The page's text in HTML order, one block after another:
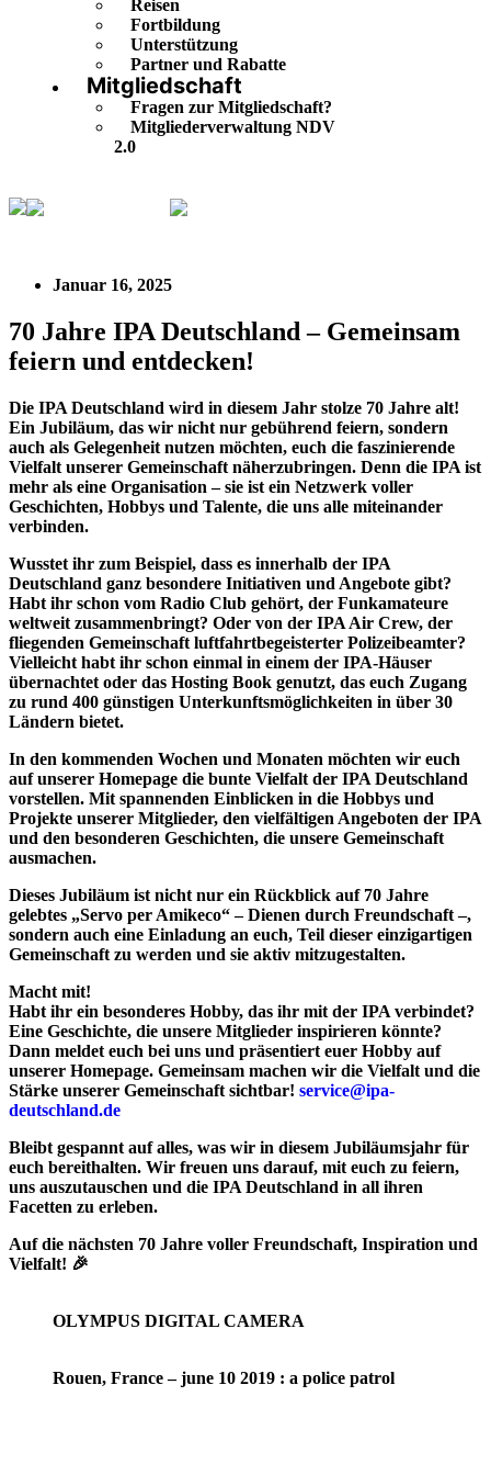
Reisen
Fortbildung
Unterstützung
Partner und Rabatte
Mitgliedschaft
Fragen zur Mitgliedschaft?
Mitgliederverwaltung NDV
2.0
Januar 16, 2025
70 Jahre IPA Deutschland – Gemeinsam
feiern und entdecken!
Die IPA Deutschland wird in diesem Jahr stolze 70 Jahre alt!
Ein Jubiläum, das wir nicht nur gebührend feiern, sondern
auch als Gelegenheit nutzen möchten, euch die faszinierende
Vielfalt unserer Gemeinschaft näherzubringen. Denn die IPA ist
mehr als eine Organisation – sie ist ein Netzwerk voller
Geschichten, Hobbys und Talente, die uns alle miteinander
verbinden.
Wusstet ihr zum Beispiel, dass es innerhalb der IPA
Deutschland ganz besondere Initiativen und Angebote gibt?
Habt ihr schon vom Radio Club gehört, der Funkamateure
weltweit zusammenbringt? Oder von der IPA Air Crew, der
fliegenden Gemeinschaft luftfahrtbegeisterter Polizeibeamter?
Vielleicht habt ihr schon einmal in einem der IPA-Häuser
übernachtet oder das Hosting Book genutzt, das euch Zugang
zu rund 400 günstigen Unterkunftsmöglichkeiten in über 30
Ländern bietet.
In den kommenden Wochen und Monaten möchten wir euch
auf unserer Homepage die bunte Vielfalt der IPA Deutschland
vorstellen. Mit spannenden Einblicken in die Hobbys und
Projekte unserer Mitglieder, den vielfältigen Angeboten der IPA
und den besonderen Geschichten, die unsere Gemeinschaft
ausmachen.
Dieses Jubiläum ist nicht nur ein Rückblick auf 70 Jahre
gelebtes „Servo per Amikeco“ – Dienen durch Freundschaft –,
sondern auch eine Einladung an euch, Teil dieser einzigartigen
Gemeinschaft zu werden und sie aktiv mitzugestalten.
Macht mit!
Habt ihr ein besonderes Hobby, das ihr mit der IPA verbindet?
Eine Geschichte, die unsere Mitglieder inspirieren könnte?
Dann meldet euch bei uns und präsentiert euer Hobby auf
unserer Homepage. Gemeinsam machen wir die Vielfalt und die
Stärke unserer Gemeinschaft sichtbar! service@ipa-
deutschland.de
Bleibt gespannt auf alles, was wir in diesem Jubiläumsjahr für
euch bereithalten. Wir freuen uns darauf, mit euch zu feiern,
uns auszutauschen und die IPA Deutschland in all ihren
Facetten zu erleben.
Auf die nächsten 70 Jahre voller Freundschaft, Inspiration und
Vielfalt! 🎉
OLYMPUS DIGITAL CAMERA
Rouen, France – june 10 2019 : a police patrol